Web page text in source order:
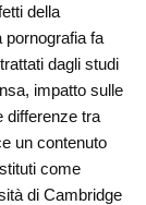
della
pornografia fa
dagli studi
impatto sulle
differenze tra
un contenuto
come
di Cambridge